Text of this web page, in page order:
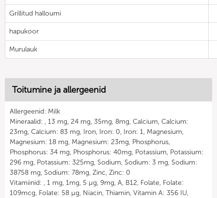
Grillitud halloumi
hapukoor
Murulauk
Toitumine ja allergeenid
Allergeenid: Milk
Mineraalid: , 13 mg, 24 mg, 35mg, 8mg, Calcium, Calcium:
23mg, Calcium: 83 mg, Iron, Iron: 0, Iron: 1, Magnesium,
Magnesium: 18 mg, Magnesium: 23mg, Phosphorus,
Phosphorus: 34 mg, Phosphorus: 40mg, Potassium, Potassium:
296 mg, Potassium: 325mg, Sodium, Sodium: 3 mg, Sodium:
38758 mg, Sodium: 78mg, Zinc, Zinc: 0
Vitamiinid: , 1 mg, 1mg, 5 µg, 9mg, A, B12, Folate, Folate:
109mcg, Folate: 58 µg, Niacin, Thiamin, Vitamin A: 356 IU,